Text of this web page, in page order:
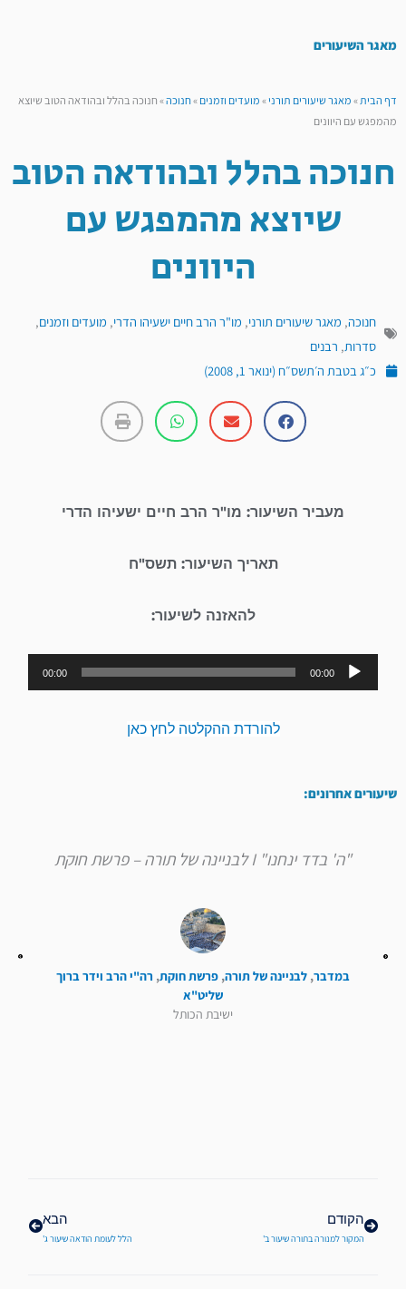
מאגר השיעורים
דף הבית»מאגר שיעורים תורני»מועדים וזמנים»חנוכה»חנוכה בהלל ובהודאה הטוב שיוצא
מהמפגש עם היוונים
חנוכה בהלל ובהודאה הטוב
שיוצא מהמפגש עם
היוונים
חנוכה, מאגר שיעורים תורני, מו"ר הרב חיים ישעיהו הדרי, מועדים וזמנים,
סדרות, רבנים
כ״ג בטבת ה׳תשס״ח (ינואר 1, 2008)
מעביר השיעור: מו"ר הרב חיים ישעיהו הדרי
תאריך השיעור: תשס"ח
להאזנה לשיעור:
נגן
אודיו
00:00
00:00
להורדת ההקלטה לחץ כאן
שיעורים אחרונים:
"ה' בדד ינחנו" I לבניינה של תורה – פרשת חוקת
במדבר, לבניינה של תורה, פרשת חוקת, רה"י הרב וידר ברוך
שליט"א
ישיבת הכותל
הקודם
המקור למנורה בתורה שיעור ב'
הבא
הלל לעומת הודאה שיעור ג'